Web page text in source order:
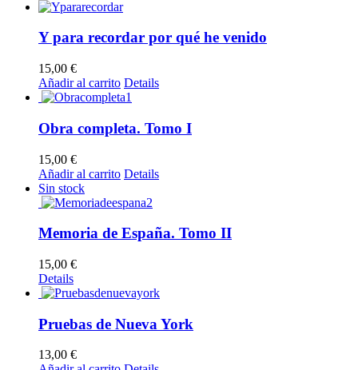
Y para recordar por qué he venido
15,00 €
Añadir al carrito Details
Obra completa. Tomo I
15,00 €
Añadir al carrito Details
Sin stock
Memoria de España. Tomo II
15,00 €
Details
Pruebas de Nueva York
13,00 €